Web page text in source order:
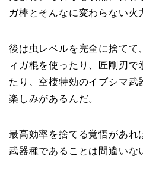
ガ棒とそんなに変わらない火
後は虫レベルを完全に捨てて
ィガ棍を使ったり、匠剛刃で
たり、空棲特効のイブシマ武
楽しみがあるんだ。
最高効率を捨てる覚悟があれ
武器種であることは間違いな